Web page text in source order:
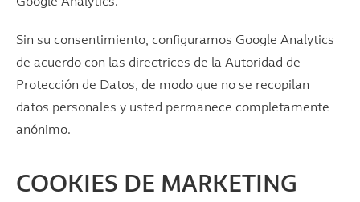
Sin su consentimiento, configuramos Google Analytics
de acuerdo con las directrices de la Autoridad de
Protección de Datos, de modo que no se recopilan
datos personales y usted permanece completamente
anónimo.
COOKIES DE MARKETING